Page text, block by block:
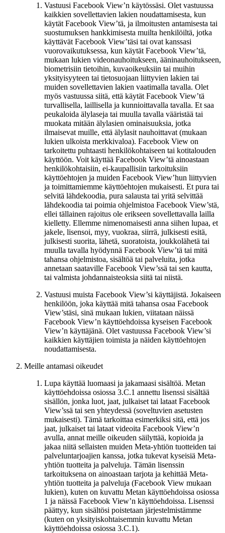
Vastuusi Facebook View’n käytössäsi. Olet vastuussa
kaikkien sovellettavien lakien noudattamisesta, kun
käytät Facebook View’tä, ja ilmoitusten antamisesta tai
suostumuksen hankkimisesta muilta henkilöiltä, jotka
käyttävät Facebook View’täsi tai ovat kanssasi
vuorovaikutuksessa, kun käytät Facebook View’tä,
mukaan lukien videonauhoitukseen, ääninauhoitukseen,
biometrisiin tietoihin, kuvaoikeuksiin tai muihin
yksityisyyteen tai tietosuojaan liittyvien lakien tai
muiden sovellettavien lakien vaatimalla tavalla. Olet
myös vastuussa siitä, että käytät Facebook View’tä
turvallisella, laillisella ja kunnioittavalla tavalla. Et saa
peukaloida älylaseja tai muulla tavalla vääristää tai
muokata mitään älylasien ominaisuuksia, jotka
ilmaisevat muille, että älylasit nauhoittavat (mukaan
lukien ulkoista merkkivaloa). Facebook View on
tarkoitettu puhtaasti henkilökohtaiseen tai kotitalouden
käyttöön. Voit käyttää Facebook View’tä ainoastaan
henkilökohtaisiin, ei-kaupallisiin tarkoituksiin
käyttöehtojen ja muiden Facebook View’hun liittyvien
ja toimittamiemme käyttöehtojen mukaisesti. Et pura tai
selvitä lähdekoodia, pura salausta tai yritä selvittää
lähdekoodia tai poimia ohjelmistoa Facebook View’stä,
ellei tällainen rajoitus ole erikseen sovellettavalla lailla
kielletty. Ellemme nimenomaisesti anna siihen lupaa, et
jakele, lisensoi, myy, vuokraa, siirrä, julkisesti esitä,
julkisesti suorita, lähetä, suoratoista, joukkolähetä tai
muulla tavalla hyödynnä Facebook View’tä tai mitä
tahansa ohjelmistoa, sisältöä tai palveluita, jotka
annetaan saataville Facebook View’ssä tai sen kautta,
tai valmista johdannaisteoksia siitä tai niistä.
Vastuusi muista Facebook View’si käyttäjistä. Jokaiseen
henkilöön, joka käyttää mitä tahansa osaa Facebook
View’stäsi, sinä mukaan lukien, viitataan näissä
Facebook View’n käyttöehdoissa kyseisen Facebook
View’n käyttäjänä. Olet vastuussa Facebook View’si
kaikkien käyttäjien toimista ja näiden käyttöehtojen
noudattamisesta.
Meille antamasi oikeudet
Lupa käyttää luomaasi ja jakamaasi sisältöä. Metan
käyttöehdoissa osiossa 3.C.1 annettu lisenssi sisältää
sisällön, jonka luot, jaat, julkaiset tai lataat Facebook
View’ssä tai sen yhteydessä (soveltuvien asetusten
mukaisesti). Tämä tarkoittaa esimerkiksi sitä, että jos
jaat, julkaiset tai lataat videoita Facebook View’n
avulla, annat meille oikeuden säilyttää, kopioida ja
jakaa niitä sellaisten muiden Meta-yhtiön tuotteiden tai
palveluntarjoajien kanssa, jotka tukevat kyseisiä Meta-
yhtiön tuotteita ja palveluja. Tämän lisenssin
tarkoituksena on ainoastaan tarjota ja kehittää Meta-
yhtiön tuotteita ja palveluja (Facebook View mukaan
lukien), kuten on kuvattu Metan käyttöehdoissa osiossa
1 ja näissä Facebook View’n käyttöehdoissa. Lisenssi
päättyy, kun sisältösi poistetaan järjestelmistämme
(kuten on yksityiskohtaisemmin kuvattu Metan
käyttöehdoissa osiossa 3.C.1).